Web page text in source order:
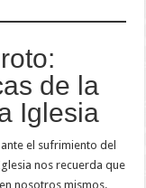
de la
Iglesia
el sufrimiento del
nos recuerda que
nosotros mismos.